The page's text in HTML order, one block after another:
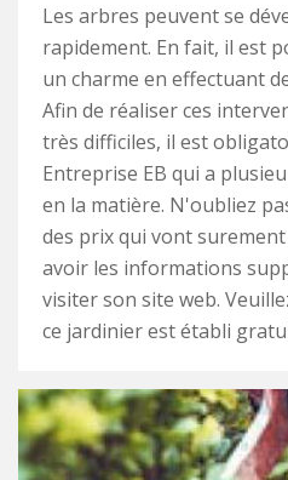
Les arbres peuvent se
rapidement. En fait, il est
un charme en effectuant
Afin de réaliser ces
très difficiles, il est
Entreprise EB qui a
en la matière. N'oubliez
des prix qui vont
avoir les informations
visiter son site web.
ce jardinier est établi